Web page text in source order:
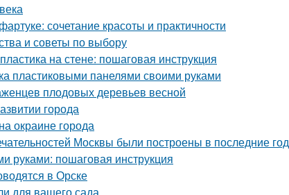
сочетание красоты и практичности
и советы по выбору
на стене: пошаговая инструкция
пластиковыми панелями своими руками
плодовых деревьев весной
города
окраине города
Москвы были построены в последние
руками: пошаговая инструкция
в Орске